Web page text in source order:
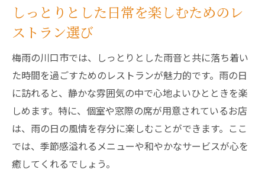
梅雨の味わいを感じられる特別な場所
川口市のレストランで梅雨の季節を楽しむ方法
雨の日の特別な過ごし方
川口市で見つける梅雨の楽しみ方
心温まる料理で梅雨を楽しむ
梅雨の時期に訪れるべきレストラン
雨の日を楽しむためのヒント
梅雨の日に訪れたい川口市の静かなレストラン
しっとりとした日常を楽しむためのレ
ストラン選び
梅雨の川口市では、しっとりとした雨音と共に落ち着い
た時間を過ごすためのレストランが魅力的です。雨の日
に訪れると、静かな雰囲気の中で心地よいひとときを楽
しめます。特に、個室や窓際の席が用意されているお店
は、雨の日の風情を存分に楽しむことができます。ここ
では、季節感溢れるメニューや和やかなサービスが心を
癒してくれるでしょう。